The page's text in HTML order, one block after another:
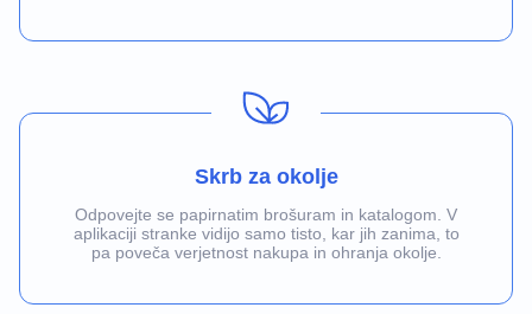
Skrb za okolje
Odpovejte se papirnatim brošuram in katalogom. V
aplikaciji stranke vidijo samo tisto, kar jih zanima, to
pa poveča verjetnost nakupa in ohranja okolje.